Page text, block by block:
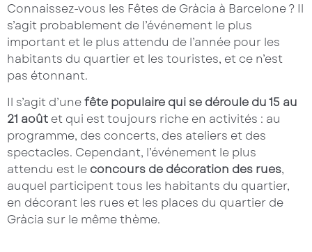
Connaissez-vous les Fêtes de Gràcia à Barcelone ? Il
s’agit probablement de l’événement le plus
important et le plus attendu de l’année pour les
habitants du quartier et les touristes, et ce n’est
pas étonnant.
Il s’agit d’unefête populaire qui se déroule du 15 au
21 août et qui est toujours riche en activités : au
programme, des concerts, des ateliers et des
spectacles. Cependant, l’événement le plus
attendu est le concours de décoration des rues,
auquel participent tous les habitants du quartier,
en décorant les rues et les places du quartier de
Gràcia sur le même thème.